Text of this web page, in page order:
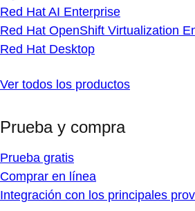
Red Hat AI Enterprise
Red Hat OpenShift Virtualization
Red Hat Desktop
Ver todos los productos
Prueba y compra
Prueba gratis
Comprar en línea
Integración con los principales